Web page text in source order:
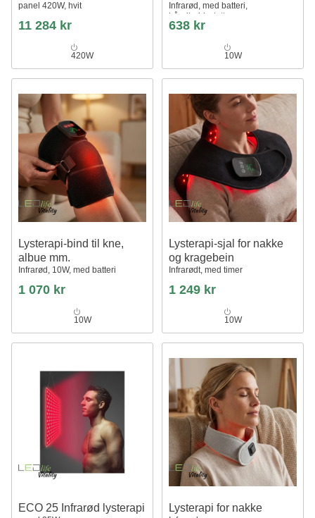
panel 420W, hvit
11 284 kr
420W
Infrarød, med batteri,
håndleddsstøtte
638 kr
10W
Lysterapi-bind til kne,
albue mm.
Infrarød, 10W, med batteri
1 070 kr
10W
Lysterapi-sjal for nakke
og kragebein
Infrarødt, med timer
1 249 kr
10W
ECO 25 Infrarød lysterapi Lysterapi for nakke